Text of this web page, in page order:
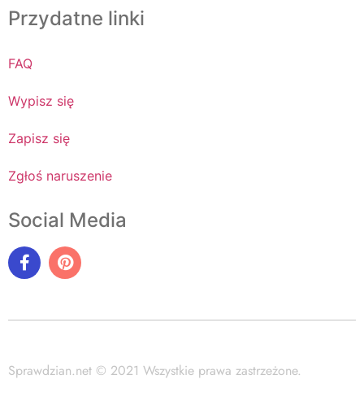
Przydatne linki
FAQ
Wypisz się
Zapisz się
Zgłoś naruszenie
Social Media
Sprawdzian.net © 2021 Wszystkie prawa zastrzeżone.